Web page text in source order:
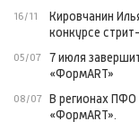
16/11
Кировчанин
конкурсе
05/07
7 июля
«ФормART»
08/07 В регионах ПФО
«ФормARТ».